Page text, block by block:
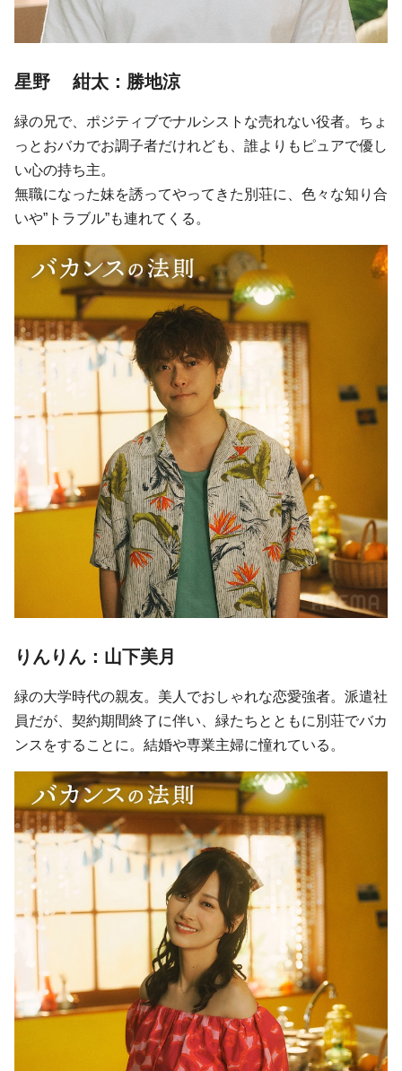
星野 紺太：勝地涼
緑の兄で、ポジティブでナルシストな売れない役者。ちょ
っとおバカでお調子者だけれども、誰よりもピュアで優し
い心の持ち主。
無職になった妹を誘ってやってきた別荘に、色々な知り合
いや”トラブル”も連れてくる。
りんりん：山下美月
緑の大学時代の親友。美人でおしゃれな恋愛強者。派遣社
員だが、契約期間終了に伴い、緑たちとともに別荘でバカ
ンスをすることに。結婚や専業主婦に憧れている。